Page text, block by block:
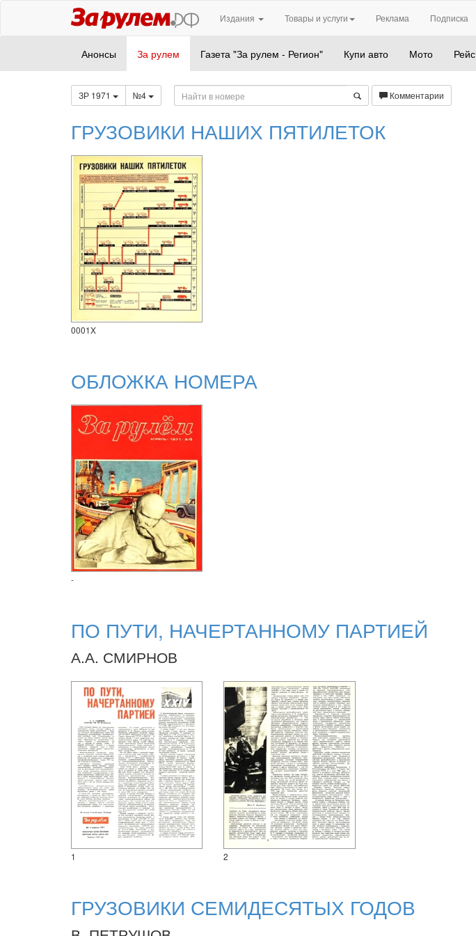
Издания Товары и услуги Реклама Подписка
Анонсы За рулем Газета "За рулем - Регион" Купи авто Мото Рейс
ЗР 1971 №4 Комментарии
ГРУЗОВИКИ НАШИХ ПЯТИЛЕТОК
0001X
ОБЛОЖКА НОМЕРА
-
ПО ПУТИ, НАЧЕРТАННОМУ ПАРТИЕЙ
А.А. СМИРНОВ
1 2
ГРУЗОВИКИ СЕМИДЕСЯТЫХ ГОДОВ